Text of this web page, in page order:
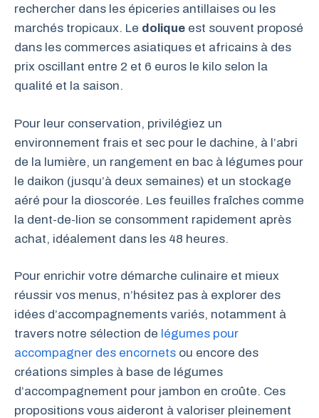
rechercher dans les épiceries antillaises ou les
marchés tropicaux. Le dolique est souvent proposé
dans les commerces asiatiques et africains à des
prix oscillant entre 2 et 6 euros le kilo selon la
qualité et la saison.
Pour leur conservation, privilégiez un
environnement frais et sec pour le dachine, à l’abri
de la lumière, un rangement en bac à légumes pour
le daikon (jusqu’à deux semaines) et un stockage
aéré pour la dioscorée. Les feuilles fraîches comme
la dent-de-lion se consomment rapidement après
achat, idéalement dans les 48 heures.
Pour enrichir votre démarche culinaire et mieux
réussir vos menus, n’hésitez pas à explorer des
idées d’accompagnements variés, notamment à
travers notre sélection de légumes pour
accompagner des encornets ou encore des
créations simples à base de légumes
d’accompagnement pour jambon en croûte. Ces
propositions vous aideront à valoriser pleinement